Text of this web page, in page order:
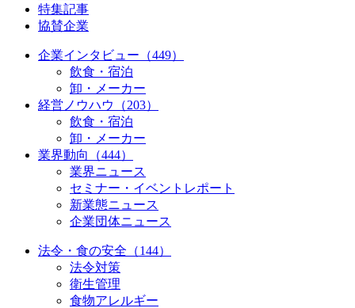
特集記事
協賛企業
企業インタビュー（449）
飲食・宿泊
卸・メーカー
経営ノウハウ（203）
飲食・宿泊
卸・メーカー
業界動向（444）
業界ニュース
セミナー・イベントレポート
新業態ニュース
企業団体ニュース
法令・食の安全（144）
法令対策
衛生管理
食物アレルギー